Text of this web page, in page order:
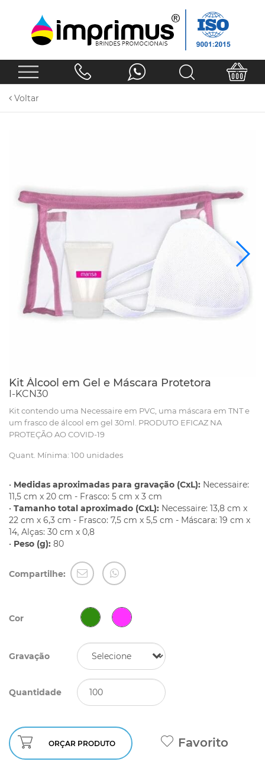
Voltar
Kit Álcool em Gel e Máscara Protetora
I-KCN30
Kit contendo uma Necessaire em PVC, uma máscara em TNT e
um frasco de álcool em gel 30ml. PRODUTO EFICAZ NA
PROTEÇÃO AO COVID-19
Quant. Mínima: 100 unidades
• Medidas aproximadas para gravação (CxL): Necessaire:
11,5 cm x 20 cm - Frasco: 5 cm x 3 cm
• Tamanho total aproximado (CxL): Necessaire: 13,8 cm x
22 cm x 6,3 cm - Frasco: 7,5 cm x 5,5 cm - Máscara: 19 cm x
14, Alças: 30 cm x 0,8
• Peso (g): 80
Compartilhe:
Cor
Gravação
Quantidade
ORÇAR PRODUTO Favorito